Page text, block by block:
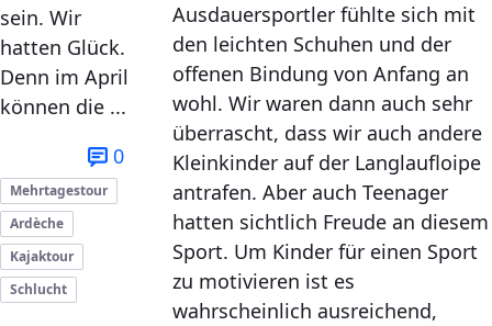
sein. Wir
hatten Glück.
Denn im April
können die ...
0
Mehrtagestour
Ardèche
Kajaktour
Schlucht
Ausdauersportler fühlte sich mit
den leichten Schuhen und der
offenen Bindung von Anfang an
wohl. Wir waren dann auch sehr
überrascht, dass wir auch andere
Kleinkinder auf der Langlaufloipe
antrafen. Aber auch Teenager
hatten sichtlich Freude an diesem
Sport. Um Kinder für einen Sport
zu motivieren ist es
wahrscheinlich ausreichend,